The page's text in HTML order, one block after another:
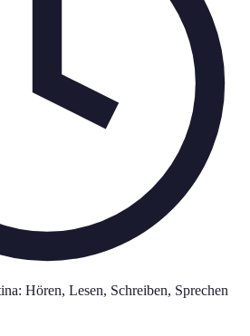
Hören, Lesen, Schreiben, Sprechen